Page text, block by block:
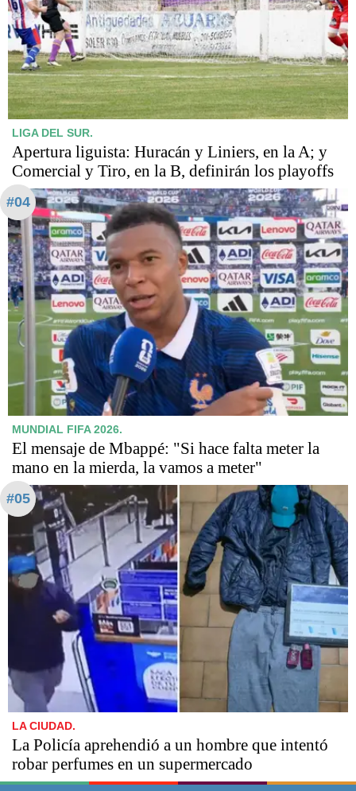
LIGA DEL SUR.
Apertura liguista: Huracán y Liniers, en la A; y
Comercial y Tiro, en la B, definirán los playoffs
#04
MUNDIAL FIFA 2026.
El mensaje de Mbappé: "Si hace falta meter la
mano en la mierda, la vamos a meter"
#05
LA CIUDAD.
La Policía aprehendió a un hombre que intentó
robar perfumes en un supermercado